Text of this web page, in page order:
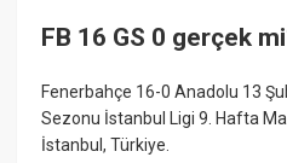
FB 16 GS 0 gerçek
Fenerbahçe 16-0 Anadolu 13
Sezonu İstanbul Ligi 9. Hafta
İstanbul, Türkiye.